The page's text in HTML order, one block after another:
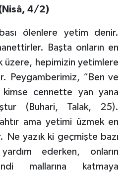
4/2)
ölenlere yetim denir.
Başta onların en
üzere, hepimizin yetimlere
Peygamberimiz, “Ben ve
cennette yan yana
(Buhari, Talak, 25).
ama yetimi üzmek en
Ne yazık ki geçmişte bazı
ederken, onların
mallarına katmaya